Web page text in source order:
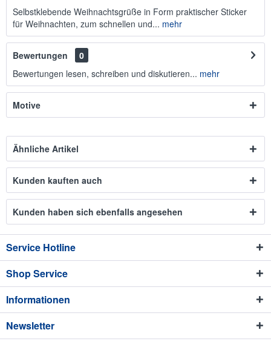
Selbstklebende Weihnachtsgrüße in Form praktischer Sticker
für Weihnachten, zum schnellen und... mehr
Bewertungen
0
Bewertungen lesen, schreiben und diskutieren... mehr
Motive
Ähnliche Artikel
Kunden kauften auch
Kunden haben sich ebenfalls angesehen
Service Hotline
Shop Service
Informationen
Newsletter